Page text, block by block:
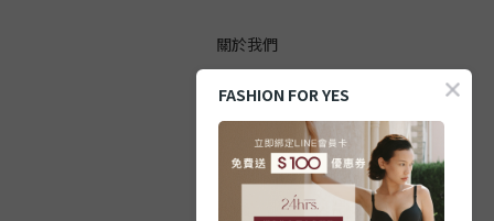
關於我們
顧客服務
防詐提醒
購買方式
FASHION FOR YES